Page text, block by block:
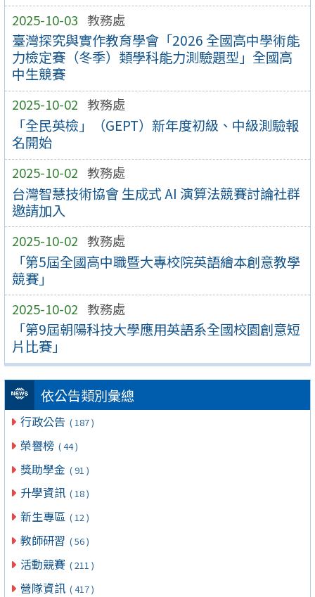
2025-10-03 教務處
臺灣探究與實作教育學會「2026 全國高中學術能
力檢定賽（冬季）類學科能力測驗題型」全國高
中生競賽
2025-10-02 教務處
「全民英檢」（GEPT）新年度初級、中級測驗報
名開始
2025-10-02 教務處
台灣智慧技術協會 生成式 AI 演算法競賽討論社群
邀請加入
2025-10-02 教務處
「第5屆全國高中職暨大專校院英語繪本創意教學
競賽」
2025-10-02 教務處
「第9屆朝陽科技大學應用英語系全國校園創意短
片比賽」
依公告類別彙總
行政公告 ( 187 )
榮譽榜 ( 44 )
獎助學金 ( 91 )
升學資訊 ( 18 )
新生專區 ( 12 )
教師研習 ( 56 )
活動競賽 ( 211 )
營隊資訊 ( 417 )